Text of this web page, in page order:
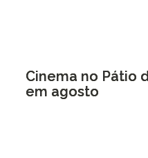
Cinema no Pátio
em agosto